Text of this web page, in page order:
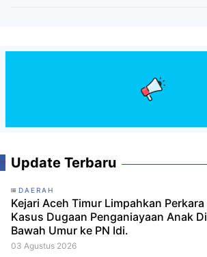
Update Terbaru
DAERAH
Kejari Aceh Timur Limpahkan Perkara
Kasus Dugaan Penganiayaan Anak Di
Bawah Umur ke PN Idi.
03 Agustus 2026